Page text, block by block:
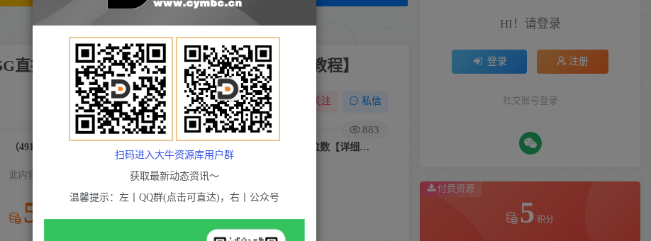
直播新玩法，轻松日四到五位数【详细玩法教程】
关注 私信
883
（4915期）【抖音热门】外边卖1980的5G直播新玩法，轻松日四到五位数【详细玩法教程】
此内容为付费资源，请付费后查看
5 积分
HI！请登录
登录 注册
社交账号登录
付费资源
5 积分
扫码进入大牛资源库用户群
获取最新动态资讯～
温馨提示：左丨QQ群(点击可直达)，右丨公众号